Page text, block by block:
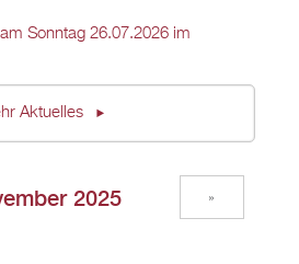
Sonntag 26.07.2026 im
Aktuelles
2025 »